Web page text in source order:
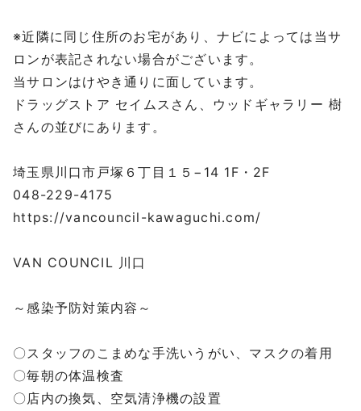
※近隣に同じ住所のお宅があり、ナビによっては当サ
ロンが表記されない場合がございます。
当サロンはけやき通りに面しています。
ドラッグストア セイムスさん、ウッドギャラリー 樹
さんの並びにあります。
埼玉県川口市戸塚６丁目１５−14 1F・2F
048-229-4175
https://vancouncil-kawaguchi.com/
VAN COUNCIL 川口
～感染予防対策内容～
〇スタッフのこまめな手洗いうがい、マスクの着用
〇毎朝の体温検査
〇店内の換気、空気清浄機の設置